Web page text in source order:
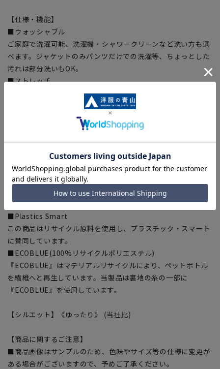
【仕様・機能】
■ウォッシャブル
ご家庭で洗濯可能、洗濯機・シャワークリーンなど洗い方も選
べます。ジャケットのみパンツだけでの洗濯等、ちょっとした
汚れは部分洗いもOK。
■ストレッチ
快適な着心地をサポートする豊かな伸縮性。
生地特性により綺麗なプリーツラインをキープ
スラックスを交互に使用することで、スーツ長持ち。
■アジャスター
ウエスト調節可能、実寸から前後約6cm可動します。
■パンツ総裏
尻側にも裏地を付けた総裏仕様になっています。補強の為に着
けていますが、透け防止にもなります。
■Plastics Smart
この商品はリサイクル原料を使用し、プラスチック・スマート
に賛同しています。
■ECOBLUE(100%リサイクルポリエステル)
『ECOBLUE』はマテリアルリサイクルにより、ペットボトル
を繊維へと再生しています。当製品は裏地の糸の一部に
『ECOBLUE』を使用しています。
【シルエット】《ゆったり》 (当社比)
【商品に関するご注意】
■商品画像はサンプルのため、色味やサイズ等の仕様に変更が
ある場合がございますので、予めご了承ください。